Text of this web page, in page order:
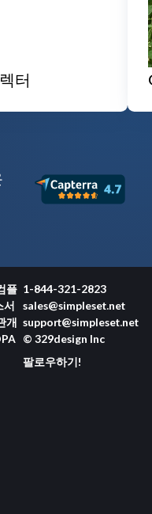
터
플
서
개
1-844-321-2823
sales@simpleset.net
support@simpleset.net
© 329design Inc
팔로우하기!